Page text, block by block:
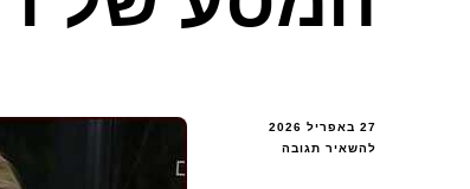
27 באפריל 2026
להשאיר תגובהבנושא